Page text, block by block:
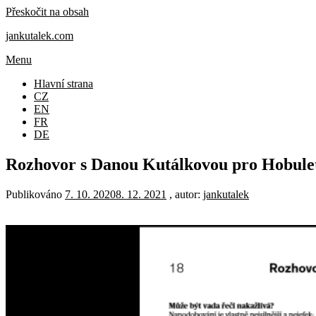
Přeskočit na obsah
jankutalek.com
Menu
Hlavní strana
CZ
EN
FR
DE
Rozhovor s Danou Kutálkovou pro
Publikováno 7. 10. 20208. 12. 2021 , autor: jankutalek